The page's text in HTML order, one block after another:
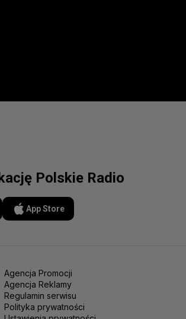
Polskie Radio
App Store
Agencja Promocji
Agencja Reklamy
Regulamin serwisu
Polityka prywatności